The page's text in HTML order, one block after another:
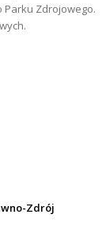
Parku Zdrojowego.
Zdrój